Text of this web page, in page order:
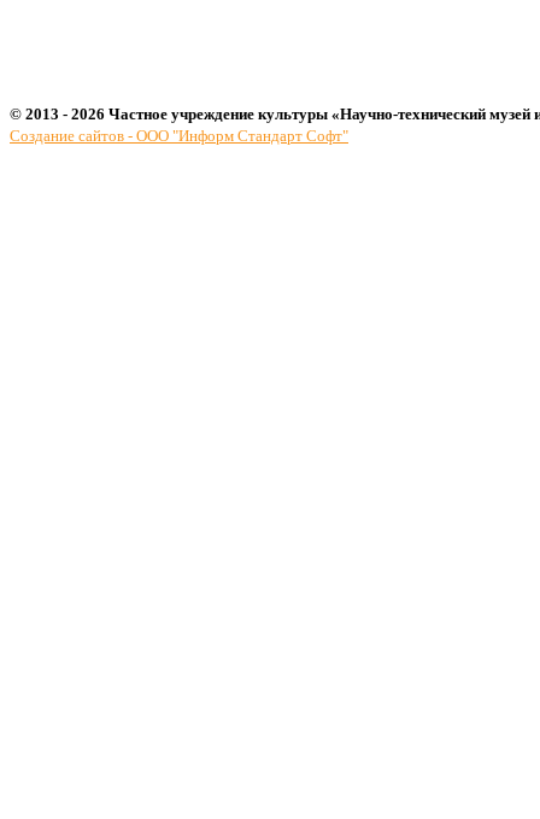
© 2013 - 2026 Частное учреждение культуры «Научно-технический музей
Создание сайтов - ООО "Информ Стандарт Софт"